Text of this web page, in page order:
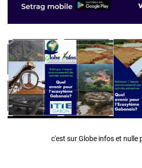
c'est sur Globe infos et nulle